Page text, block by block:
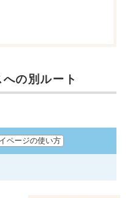
の別ルート
ページの使い方